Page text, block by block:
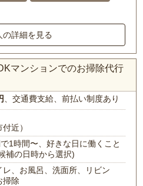
の詳細を見る
マンションでのお掃除代行
、交通費支給、前払い制度あり
近）
1時間〜、好きな日に働くこと
補の日時から選択)
レ、お風呂、洗面所、リビン
掃除